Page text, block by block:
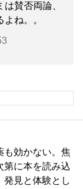
賛否両論、
ね。。
も効かない。焦
第に本を読み込
発見と体験とし